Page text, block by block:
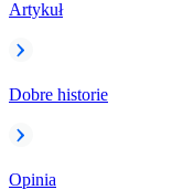
Artykuł
Dobre historie
Opinia